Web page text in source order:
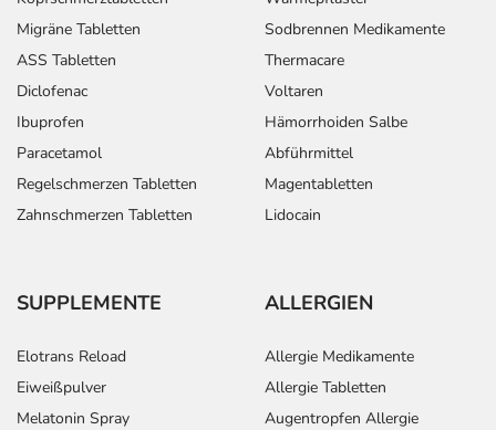
Migräne Tabletten
ASS Tabletten
Diclofenac
Ibuprofen
Paracetamol
Regelschmerzen Tabletten
Zahnschmerzen Tabletten
Sodbrennen Medikamente
Thermacare
Voltaren
Hämorrhoiden Salbe
Abführmittel
Magentabletten
Lidocain
SUPPLEMENTE
Elotrans Reload
Eiweißpulver
Melatonin Spray
ALLERGIEN
Allergie Medikamente
Allergie Tabletten
Augentropfen Allergie